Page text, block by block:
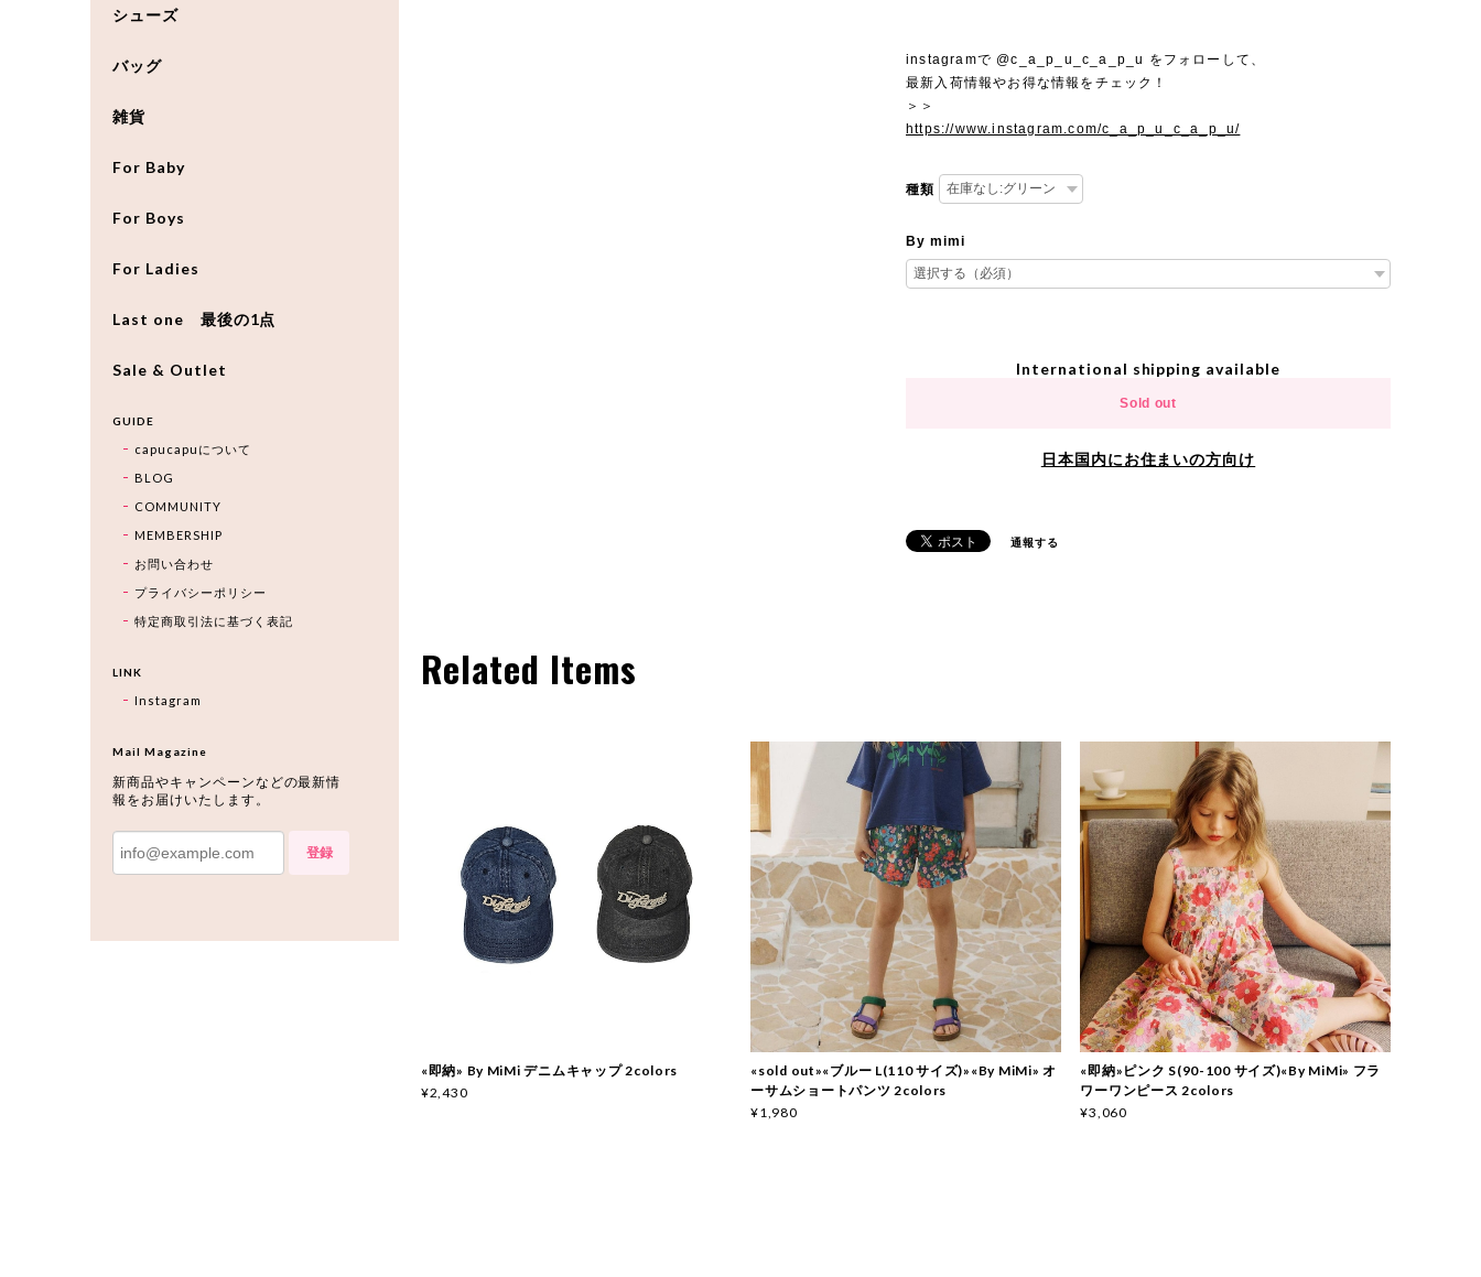
instagramで @c_a_p_u_c_a_p_u をフォローして、
最新入荷情報やお得な情報をチェック！
＞＞
https://www.instagram.com/c_a_p_u_c_a_p_u/
種類
By mimi
International shipping available
Sold out
日本国内にお住まいの方向け
通報する
Related Items
«即納» By MiMi デニムキャップ 2colors
¥2,430
«sold out»«ブルー L(110 サイズ)»«By MiMi» オ
ーサムショートパンツ 2colors
¥1,980
«即納»ピンク S(90-100 サイズ)«By MiMi» フラ
ワーワンピース 2colors
¥3,060
シューズ
バッグ
雑貨
For Baby
For Boys
For Ladies
Last one 最後の1点
Sale & Outlet
GUIDE
capucapuについて
BLOG
COMMUNITY
MEMBERSHIP
お問い合わせ
プライバシーポリシー
特定商取引法に基づく表記
LINK
Instagram
Mail Magazine
新商品やキャンペーンなどの最新情
報をお届けいたします。
登録